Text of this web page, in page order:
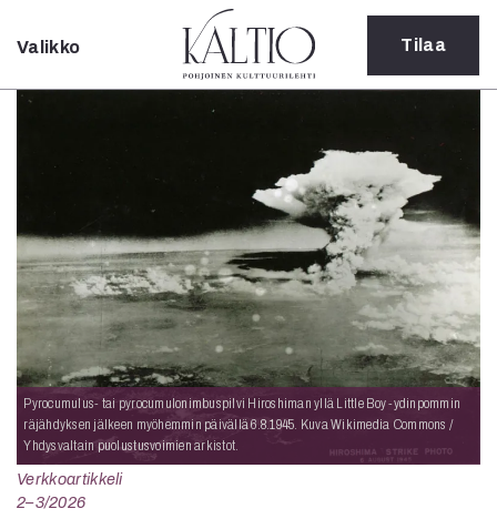
Sulje
Verkkoartikkeli
Teatteri
Tanssi
Tanssi
Sarjakuva
Sámegillii
Pääkirjoitus
Paperilehdestä
Oulu2026
Näyttelyt
Musiikki
Levyt
Valikko Tilaa
Pyrocumulus- tai pyrocumulonimbuspilvi Hiroshiman yllä Little Boy -ydinpommin
räjähdyksen jälkeen myöhemmin päivällä 6.8.1945. Kuva Wikimedia Commons /
Yhdysvaltain puolustusvoimien arkistot.
Verkkoartikkeli
2–3/2026